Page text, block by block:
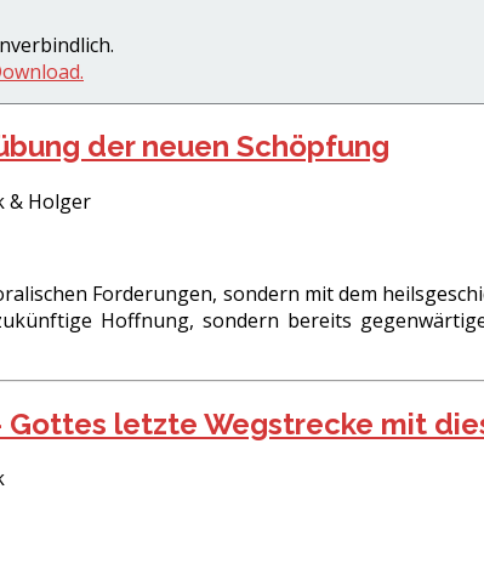
der neuen Schöpfung
& Holger
Forderungen, sondern mit dem
Hoffnung, sondern bereits
Gottes letzte Wegstrecke mit